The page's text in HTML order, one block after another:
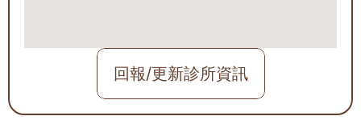
回報/更新診所資訊